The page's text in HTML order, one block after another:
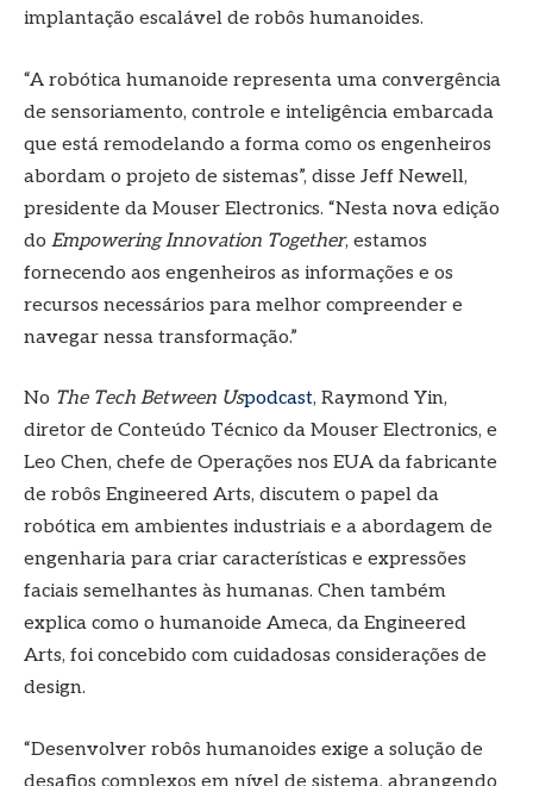
implantação escalável de robôs humanoides.
“A robótica humanoide representa uma convergência
de sensoriamento, controle e inteligência embarcada
que está remodelando a forma como os engenheiros
abordam o projeto de sistemas”, disse Jeff Newell,
presidente da Mouser Electronics. “Nesta nova edição
do Empowering Innovation Together, estamos
fornecendo aos engenheiros as informações e os
recursos necessários para melhor compreender e
navegar nessa transformação.”
No The Tech Between Uspodcast, Raymond Yin,
diretor de Conteúdo Técnico da Mouser Electronics, e
Leo Chen, chefe de Operações nos EUA da fabricante
de robôs Engineered Arts, discutem o papel da
robótica em ambientes industriais e a abordagem de
engenharia para criar características e expressões
faciais semelhantes às humanas. Chen também
explica como o humanoide Ameca, da Engineered
Arts, foi concebido com cuidadosas considerações de
design.
“Desenvolver robôs humanoides exige a solução de